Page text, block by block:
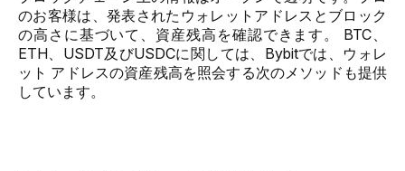
のお客様は、発表されたウォレットアドレスとブロック
の高さに基づいて、資産残高を確認できます。
BTC、
ETH、USDT及びUSDCに関しては、 Bybitでは、ウォレ
ット アドレスの資産残高を照会する次のメソッドも提供
しています。